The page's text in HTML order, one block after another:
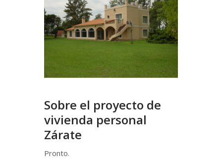
Sobre el proyecto de
vivienda personal
Zárate
Pronto.